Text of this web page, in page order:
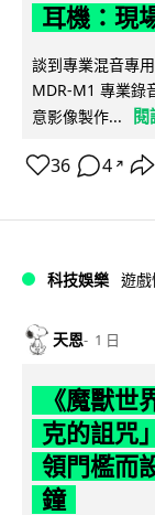
耳機：現
談到專業混音專
MDR-M1 專業錄
意影像製作...
閱
36 4 ↗
科技娛樂 遊戲
天恩 1 日
《魔獸世
克的詛咒
領門檻而
鐘